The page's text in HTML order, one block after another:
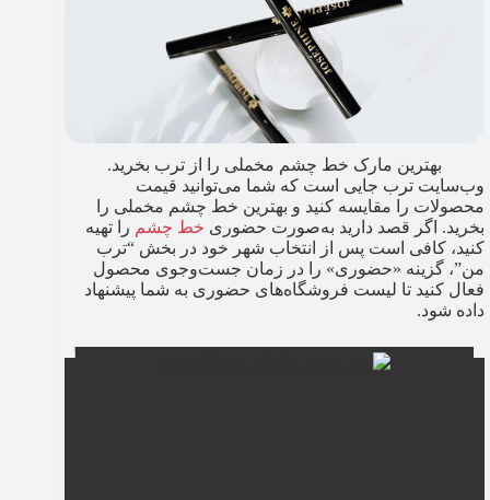
بهترین مارک خط چشم مخملی را از ترب بخرید.
وب‌سایت ترب جایی است که شما می‌توانید قیمت
محصولات را مقایسه کنید و بهترین خط چشم مخملی را
بخرید. اگر قصد دارید به‌صورت حضوری خط چشم را تهیه
کنید، کافی است پس از انتخاب شهر خود در بخش “ترب
من”، گزینه «حضوری» را در زمان جست‌وجوی محصول
فعال کنید تا لیست فروشگاه‌های حضوری به شما پیشنهاد
داده شود.